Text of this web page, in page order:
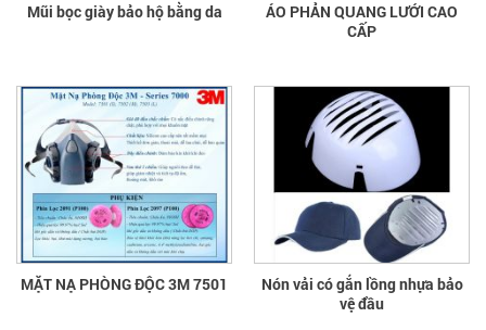
Mũi bọc giày bảo hộ bằng da
ÁO PHẢN QUANG LƯỚI CAO
CẤP
MẶT NẠ PHÒNG ĐỘC 3M 7501
Nón vải có gắn lồng nhựa bảo
vệ đầu